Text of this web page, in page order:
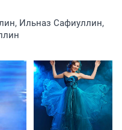
Ильназ Сафиуллин,